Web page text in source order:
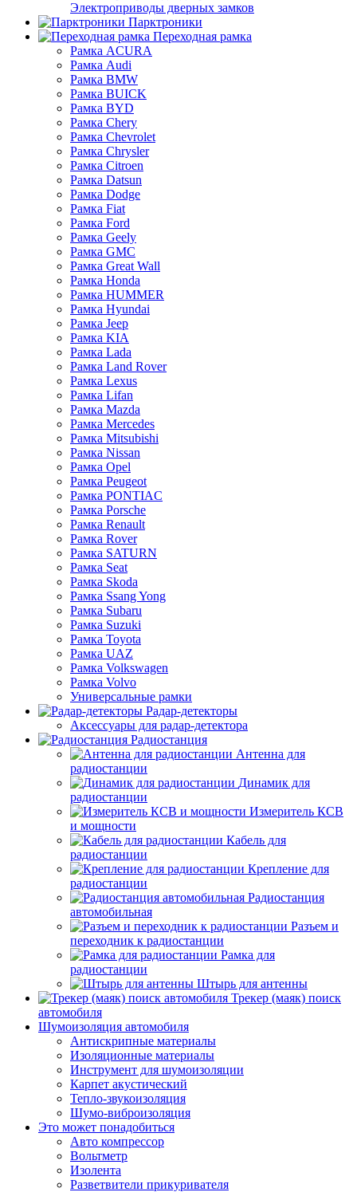
Электроприводы дверных замков
Парктроники
Переходная рамка
Рамка ACURA
Рамка Audi
Рамка BMW
Рамка BUICK
Рамка BYD
Рамка Chery
Рамка Chevrolet
Рамка Chrysler
Рамка Citroen
Рамка Datsun
Рамка Dodge
Рамка Fiat
Рамка Ford
Рамка Geely
Рамка GMC
Рамка Great Wall
Рамка Honda
Рамка HUMMER
Рамка Hyundai
Рамка Jeep
Рамка KIA
Рамка Lada
Рамка Land Rover
Рамка Lexus
Рамка Lifan
Рамка Mazda
Рамка Mercedes
Рамка Mitsubishi
Рамка Nissan
Рамка Opel
Рамка Peugeot
Рамка PONTIAC
Рамка Porsche
Рамка Renault
Рамка Rover
Рамка SATURN
Рамка Seat
Рамка Skoda
Рамка Ssang Yong
Рамка Subaru
Рамка Suzuki
Рамка Toyota
Рамка UAZ
Рамка Volkswagen
Рамка Volvo
Универсальные рамки
Радар-детекторы
Аксессуары для радар-детектора
Радиостанция
Антенна для
радиостанции
Динамик для
радиостанции
Измеритель КСВ
и мощности
Кабель для
радиостанции
Крепление для
радиостанции
Радиостанция
автомобильная
Разъем и
переходник к радиостанции
Рамка для
радиостанции
Штырь для антенны
Трекер (маяк) поиск
автомобиля
Шумоизоляция автомобиля
Антискрипные материалы
Изоляционные материалы
Инструмент для шумоизоляции
Карпет акустический
Тепло-звукоизоляция
Шумо-виброизоляция
Это может понадобиться
Авто компрессор
Вольтметр
Изолента
Разветвители прикуривателя